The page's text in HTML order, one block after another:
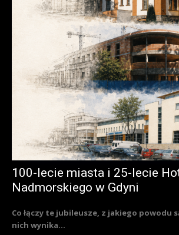
100-lecie miasta i 25-lecie
Nadmorskiego w Gdyni
Co łączy te jubileusze, z jakiego powodu
nich wynika...